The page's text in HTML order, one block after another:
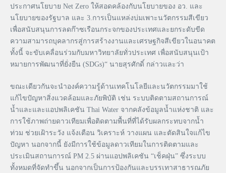
ประกาศนโยบาย Net Zero ให้สอดคล้องกับนโยบายของ อว. และ
นโยบายของรัฐบาล และ 3.การเป็นแหล่งบ่มเพาะนวัตกรรมสีเขียว
เพื่อสนับสนุนการลดก๊าซเรือนกระจกของประเทศและยกระดับขีด
ความสามารถบุคลากรสู่การสร้างงานและเศรษฐกิจสีเขียวในอนาคต
ทั้งนี้ จะขับเคลื่อนร่วมกับมหาวิทยาลัยทั่วประเทศ เพื่อสนับสนุนเป้า
หมายการพัฒนาที่ยั่งยืน (SDGs)“ นายสุรศักดิ์ กล่าวและว่า
ขณะเดียวกันจะนำองค์ความรู้ด้านเทคโนโลยีและนวัตกรรมมาใช้
แก้ไขปัญหาสิ่งแวดล้อมและภัยพิบัติ เช่น ระบบติดตามสถานการณ์
น้ำและและแอปพลิเคชัน Thai Water จากคลังข้อมูลน้ำแห่งชาติ และ
การใช้ภาพถ่ายดาวเทียมเพื่อติดตามพื้นที่ที่ได้รับผลกระทบจากน้ำ
ท่วม ช่วยเฝ้าระวัง แจ้งเตือน วิเคราะห์ วางแผน และตัดสินใจแก้ไข
ปัญหา นอกจากนี้ ยังมีการใช้ข้อมูลดาวเทียมในการติดตามและ
ประเมินสถานการณ์ PM 2.5 ผ่านแอปพลิเคชัน “เช็คฝุ่น” ซึ่งระบบ
ทั้งหมดที่จัดทำขึ้น นอกจากเป็นการป้องกันและบรรเทาสาธารณภัย